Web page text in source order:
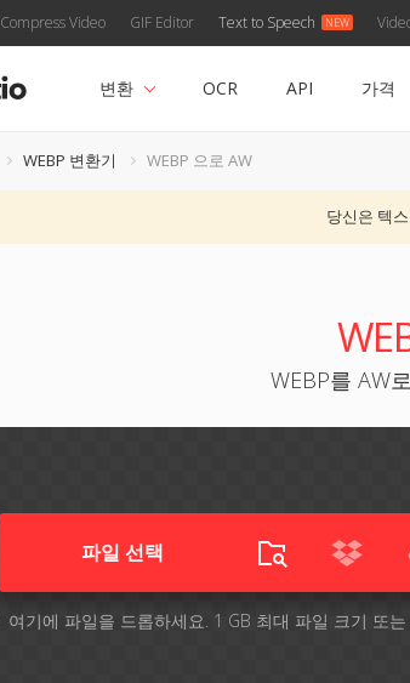
Compress Video GIF Editor Text to Speech
변환 OCR API 가격
WEBP 변환기 WEBP 으로 AW
당신은 텍
WEBP를 AW
파일 선택
여기에 파일을 드롭하세요. 1 GB 최대 파일 크기 또는